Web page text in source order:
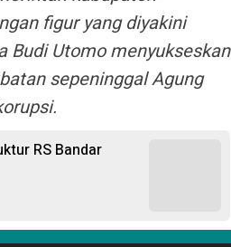
figur yang diyakini
Utomo menyukseskan
sepeninggal Agung
RS Bandar